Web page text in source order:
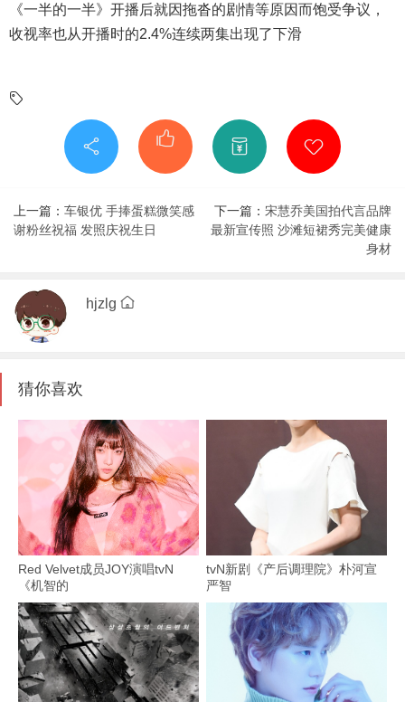
《一半的一半》开播后就因拖沓的剧情等原因而饱受争议，
收视率也从开播时的2.4%连续两集出现了下滑
上一篇： 车银优 手捧蛋糕微笑感
谢粉丝祝福 发照庆祝生日
下一篇： 宋慧乔美国拍代言品牌
最新宣传照 沙滩短裙秀完美健康
身材
hjzlg
猜你喜欢
Red Velvet成员JOY演唱tvN
《机智的
tvN新剧《产后调理院》朴河宣
严智